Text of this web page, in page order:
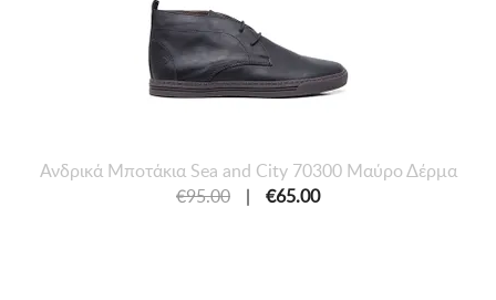
Ανδρικά Μποτάκια Sea and City 70300 Μαύρο Δέρμα
€95.00
| €65.00